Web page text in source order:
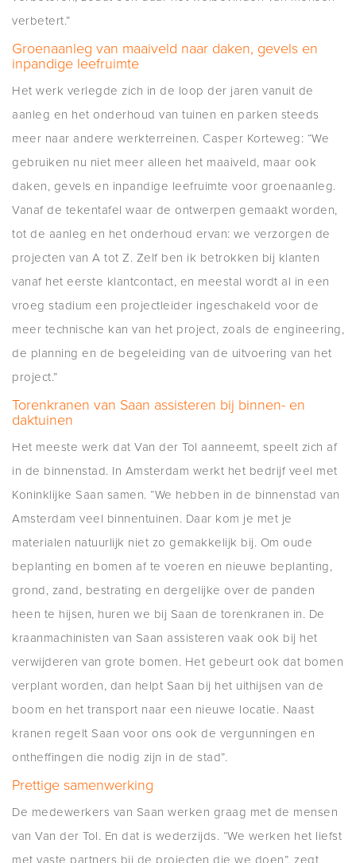
verbetert.”
Groenaanleg van maaiveld naar daken, gevels en
inpandige leefruimte
Het werk verlegde zich in de loop der jaren vanuit de
aanleg en het onderhoud van tuinen en parken steeds
meer naar andere werkterreinen. Casper Korteweg: “We
gebruiken nu niet meer alleen het maaiveld, maar ook
daken, gevels en inpandige leefruimte voor groenaanleg.
Vanaf de tekentafel waar de ontwerpen gemaakt worden,
tot de aanleg en het onderhoud ervan: we verzorgen de
projecten van A tot Z. Zelf ben ik betrokken bij klanten
vanaf het eerste klantcontact, en meestal wordt al in een
vroeg stadium een projectleider ingeschakeld voor de
meer technische kan van het project, zoals de engineering,
de planning en de begeleiding van de uitvoering van het
project.”
Torenkranen van Saan assisteren bij binnen- en
daktuinen
Het meeste werk dat Van der Tol aanneemt, speelt zich af
in de binnenstad. In Amsterdam werkt het bedrijf veel met
Koninklijke Saan samen. “We hebben in de binnenstad van
Amsterdam veel binnentuinen. Daar kom je met je
materialen natuurlijk niet zo gemakkelijk bij. Om oude
beplanting en bomen af te voeren en nieuwe beplanting,
grond, zand, bestrating en dergelijke over de panden
heen te hijsen, huren we bij Saan de torenkranen in. De
kraanmachinisten van Saan assisteren vaak ook bij het
verwijderen van grote bomen. Het gebeurt ook dat bomen
verplant worden, dan helpt Saan bij het uithijsen van de
boom en het transport naar een nieuwe locatie. Naast
kranen regelt Saan voor ons ook de vergunningen en
ontheffingen die nodig zijn in de stad”.
Prettige samenwerking
De medewerkers van Saan werken graag met de mensen
van Van der Tol. En dat is wederzijds. “We werken het liefst
met vaste partners bij de projecten die we doen”, zegt